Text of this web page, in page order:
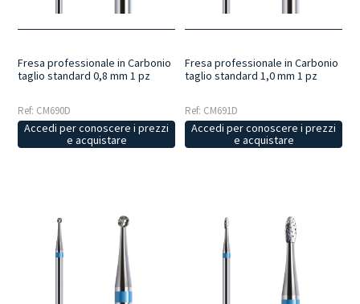
Fresa professionale in Carbonio
taglio standard 0,8 mm 1 pz
Ref: CM690D
Accedi per conoscere i prezzi
e acquistare
Fresa professionale in Carbonio
taglio standard 1,0 mm 1 pz
Ref: CM691D
Accedi per conoscere i prezzi
e acquistare